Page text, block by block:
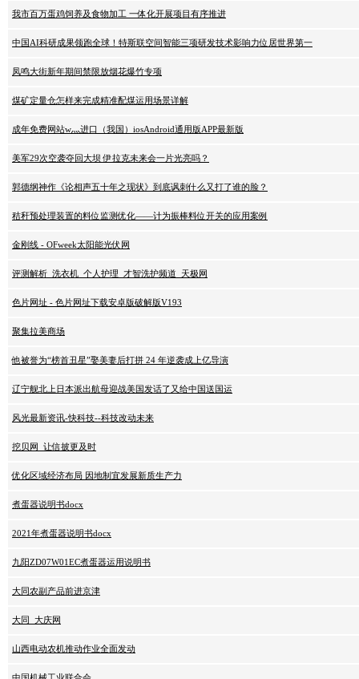
我市百万蛋鸡饲养及食物加工 一体化开展项目有序推进
中国AI科研成果领跑全球！特斯联空间智能三项研发技术影响力位居世界第一
凤鸣大街新年期间禁限放烟花爆竹专项
煤矿定量仓怎样来完成精准配煤运用场景详解
成年免费网站w灬进口（我国）iosAndroid通用版APP最新版
美军29次空袭夺回大坝 伊拉克未来会一片光亮吗？
郭德纲神作《论相声五十年之现状》到底讽刺什么又打了谁的脸？
秸秆预处理装置的料位监测优化——计为振棒料位开关的应用案例
金刚线 - OFweek太阳能光伏网
评测解析_洗衣机_个人护理_才智洗护频道_天极网
色片网址 - 色片网址下载安卓版破解版V193
聚集拉美商场
他被誉为“榜首丑星”娶美妻后打拼 24 年逆袭成上亿导演
辽宁舰北上日本派出航母迎战美国发话了又给中国送国运
风光最新资讯-快科技--科技改动未来
挖贝网_让信披更及时
优化区域经济布局 因地制宜发展新质生产力
煮蛋器说明书docx
2021年煮蛋器说明书docx
九阳ZD07W01EC煮蛋器运用说明书
大同农副产品前进京津
大同_大庆网
山西电动农机推动作业全面发动